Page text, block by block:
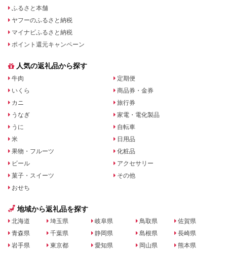
ふるさと本舗
ヤフーのふるさと納税
マイナビふるさと納税
ポイント還元キャンペーン
人気の返礼品から探す
牛肉
いくら
カニ
うなぎ
うに
米
果物・フルーツ
ビール
菓子・スイーツ
おせち
定期便
商品券・金券
旅行券
家電・電化製品
自転車
日用品
化粧品
アクセサリー
その他
地域から返礼品を探す
北海道
青森県
岩手県
埼玉県
千葉県
東京都
岐阜県
静岡県
愛知県
鳥取県
島根県
岡山県
佐賀県
長崎県
熊本県